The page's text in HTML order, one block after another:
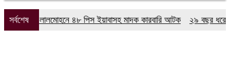
সর্বশেষলালমোহনে ৪৮ পিস ইয়াবাসহ মাদক কারবারি আটক ২৯ বছর ধরে নেই